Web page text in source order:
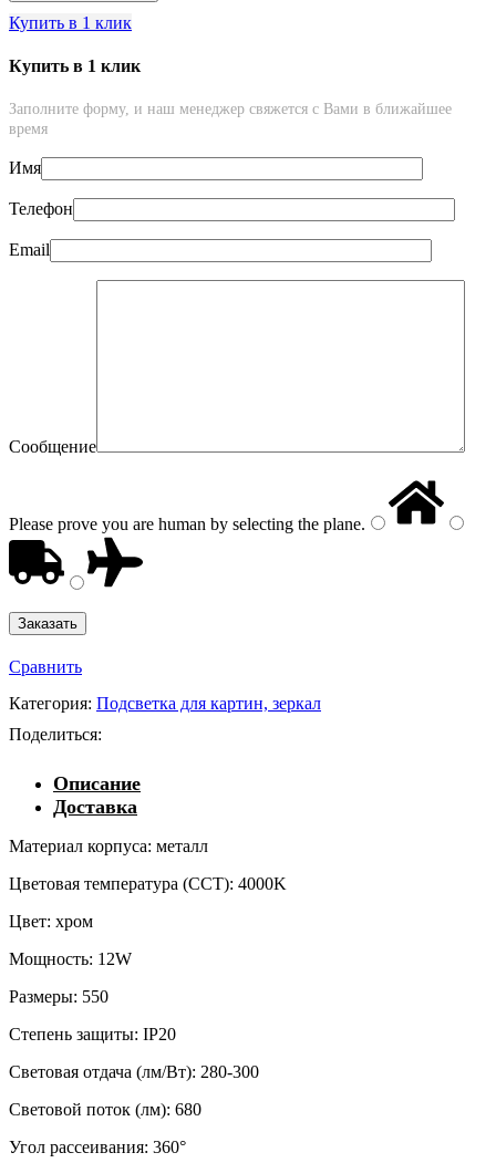
светильник
зеркал,
LD516
Купить в 1 клик
Купить в 1 клик
Заполните форму, и наш менеджер свяжется с Вами в ближайшее
время
Имя
Телефон
Email
Сообщение
Please prove you are human by selecting the plane.
Сравнить
Категория: Подсветка для картин, зеркал
Поделиться:
Описание
Доставка
Материал корпуса: металл
Цветовая температура (CCT): 4000K
Цвет: хром
Мощность: 12W
Размеры: 550
Степень защиты: IP20
Световая отдача (лм/Вт): 280-300
Световой поток (лм): 680
Угол рассеивания: 360°